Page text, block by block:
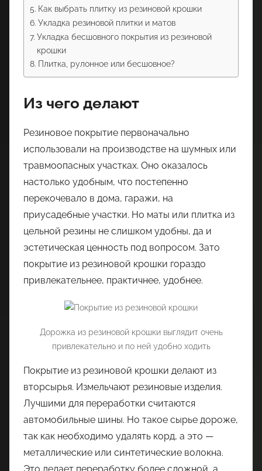
Как выбрать плитку из резиновой крошки
Укладка резиновой плитки и матов
Укладка бесшовного покрытия из резиновой
крошки
Плитка, рулонное или бесшовное?
Из чего делают
Резиновое покрытие первоначально
использовали на производстве на шумных или
травмоопасных участках. Оно оказалось
настолько удобным, что постепенно
перекочевало в дома, гаражи, на
приусадебные участки. Но маты или плитка из
цельной резины не слишком удобны, да и
эстетическая ценность под вопросом. Зато
покрытие из резиновой крошки гораздо
привлекательнее, практичнее, удобнее.
Дорожка из резиновой крошки выглядит очень
привлекательно и по ней удобно ходить
Покрытие из резиновой крошки делают из
вторсырья. Измельчают резиновые изделия.
Лучшими для переработки считаются
автомобильные шины. Но такое сырье дороже,
так как необходимо удалять корд, а это —
металлические или синтетические волокна.